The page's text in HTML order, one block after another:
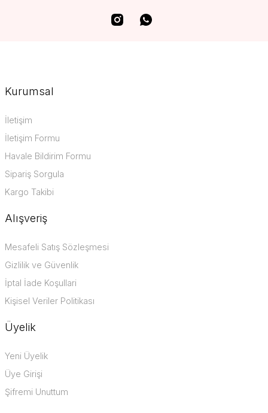
Kurumsal
İletişim
İletişim Formu
Havale Bildirim Formu
Sipariş Sorgula
Kargo Takibi
Alışveriş
Mesafeli Satış Sözleşmesi
Gizlilik ve Güvenlik
İptal İade Koşullari
Kişisel Veriler Politikası
Üyelik
Yeni Üyelik
Üye Girişi
Şifremi Unuttum